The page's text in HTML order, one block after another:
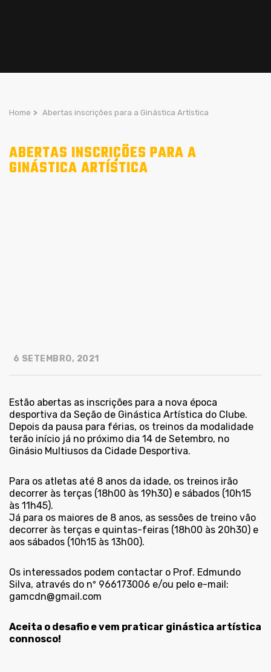
Home > Abertas inscrições para a Ginástica Artística
ABERTAS INSCRIÇÕES PARA A
GINÁSTICA ARTÍSTICA
6 SETEMBRO, 2021
Estão abertas as inscrições para a nova época
desportiva da Seção de Ginástica Artística do Clube.
Depois da pausa para férias, os treinos da modalidade
terão início já no próximo dia 14 de Setembro, no
Ginásio Multiusos da Cidade Desportiva.
Para os atletas até 8 anos da idade, os treinos irão
decorrer às terças (18h00 às 19h30) e sábados (10h15
às 11h45).
Já para os maiores de 8 anos, as sessões de treino vão
decorrer às terças e quintas-feiras (18h00 às 20h30) e
aos sábados (10h15 às 13h00).
Os interessados podem contactar o Prof. Edmundo
Silva, através do nº 966173006 e/ou pelo e-mail:
gamcdn@gmail.com
Aceita o desafio e vem praticar ginástica artística
connosco!